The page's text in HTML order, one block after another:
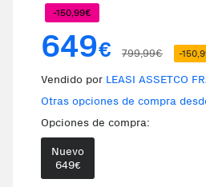
-150,99€
649€ 799,99€ -
Vendido por LEASI ASSETCO
Otras opciones de compra
Opciones de compra:
Nuevo
649€